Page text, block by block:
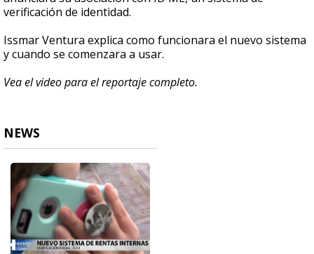
verificación de identidad.
Issmar Ventura explica como funcionara el nuevo sistema
y cuando se comenzara a usar.
Vea el video para el reportaje completo.
NEWS